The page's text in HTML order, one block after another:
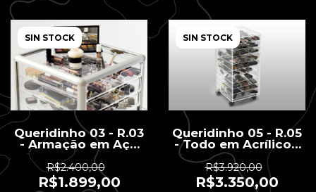
SIN STOCK
Queridinho 03 - R.03
- Armação em Aço
Escovado - 7
gavetas - 40 x 40 x
63 H
R$2.400,00
R$1.899,00
SIN STOCK
Queridinho 05 - R.05
- Todo em Acrílico -
10 gavetas - 37 x
39.7 x 81 H
R$3.920,00
R$3.350,00